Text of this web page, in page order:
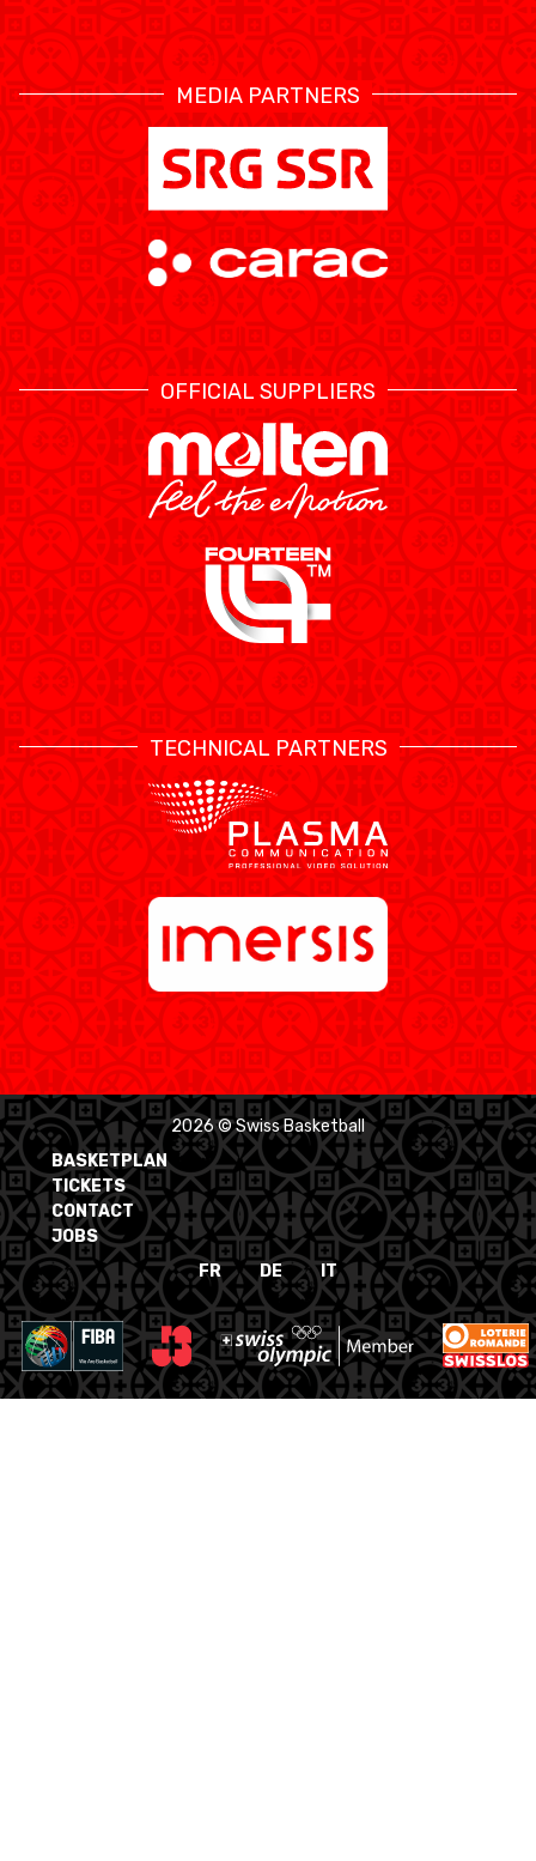
MEDIA PARTNERS
OFFICIAL SUPPLIERS
TECHNICAL PARTNERS
2026 © Swiss Basketball
BASKETPLAN
TICKETS
CONTACT
JOBS
FR
DE IT